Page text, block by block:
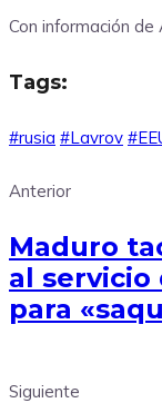
Con información de
Tags:
#rusia #Lavrov
Anterior
Maduro
al servicio
para
Siguiente